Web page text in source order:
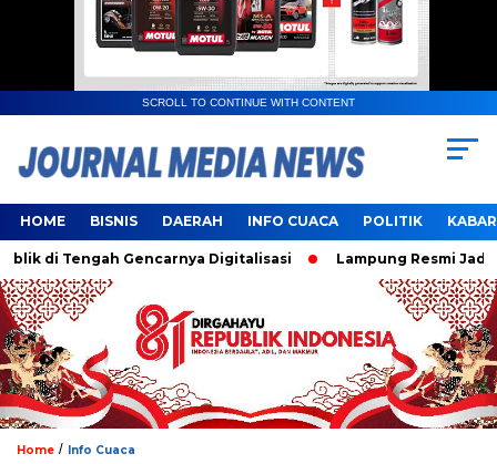
SCROLL TO CONTINUE WITH CONTENT
HOME BISNIS DAERAH INFO CUACA POLITIK
Tengah Gencarnya Digitalisasi Lampung Resmi Jadi
Home / Info Cuaca